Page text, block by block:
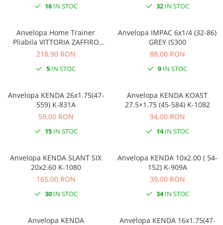
16IN STOC 32IN STOC
Anvelopa Home Trainer
Pliabila VITTORIA ZAFFIRO
PRO 23-622 700x23 Rosu
218,90 RON
5 IN STOC
Anvelopa IMPAC 6x1/4 (32-86)
GREY IS300
88,00 RON
9 IN STOC
Anvelopa KENDA 26x1.75(47-
559) K-831A
59,00 RON
15IN STOC
Anvelopa KENDA KOAST
27.5×1.75 (45-584) K-1082
94,00 RON
14IN STOC
Anvelopa KENDA SLANT SIX
20x2.60 K-1080
165,00 RON
30IN STOC
Anvelopa KENDA 10x2.00 ( 54-
152) K-909A
39,00 RON
34IN STOC
Anvelopa KENDA
Anvelopa KENDA 16x1.75(47-